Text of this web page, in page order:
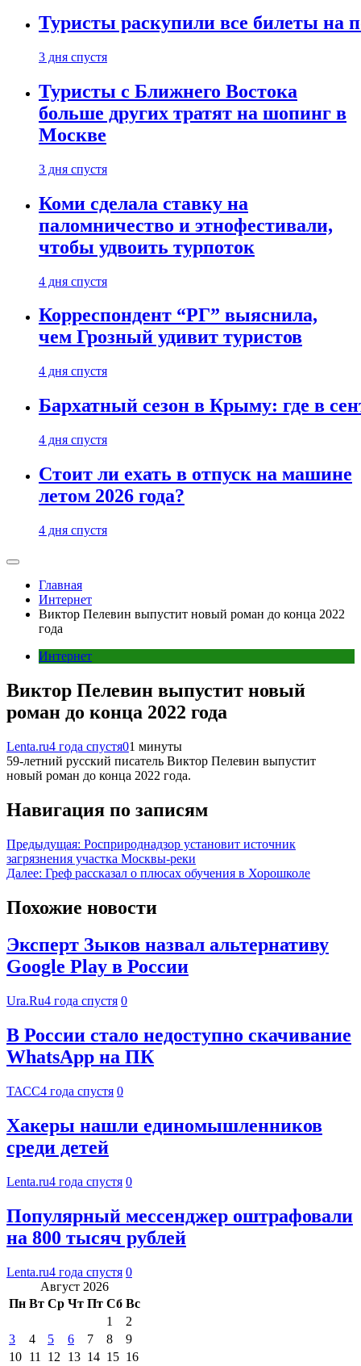
Туристы раскупили все билеты на
3 дня спустя
Туристы с Ближнего Востока
больше других тратят на шопинг в
Москве
3 дня спустя
Коми сделала ставку на
паломничество и этнофестивали,
чтобы удвоить турпоток
4 дня спустя
Корреспондент “РГ” выяснила,
чем Грозный удивит туристов
4 дня спустя
Бархатный сезон в Крыму: где в
4 дня спустя
Стоит ли ехать в отпуск на машине
летом 2026 года?
4 дня спустя
Главная
Интернет
Виктор Пелевин выпустит новый роман до конца 2022
года
Интернет
Виктор Пелевин выпустит новый
роман до конца 2022 года
Lenta.ru4 года спустя01 минуты
59-летний русский писатель Виктор Пелевин выпустит
новый роман до конца 2022 года.
Навигация по записям
Предыдущая: Росприроднадзор установит источник
загрязнения участка Москвы-реки
Далее: Греф рассказал о плюсах обучения в Хорошколе
Похожие новости
Эксперт Зыков назвал альтернативу
Google Play в России
Ura.Ru4 года спустя 0
В России стало недоступно скачивание
WhatsApp на ПК
ТАСС4 года спустя 0
Хакеры нашли единомышленников
среди детей
Lenta.ru4 года спустя 0
Популярный мессенджер оштрафовали
на 800 тысяч рублей
Lenta.ru4 года спустя 0
Август 2026
Пн Вт Ср Чт Пт Сб Вс
1
2
3
4 5 6 7 8
9
10 11 12 13 14 15 16